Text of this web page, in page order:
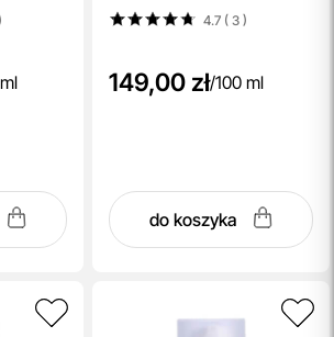
4.7 ( 3)
149,00 zł/100 ml
do koszyka